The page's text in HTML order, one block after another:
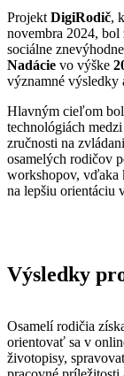
Projekt DigiRodič,
novembra 2024, bol
sociálne
Nadácie vo výške
významné
Hlavným cieľom
technológiách
zručnosti na
osamelých rodičov
workshopov, vďaka
na lepšiu orientáciu
Výsledky
Osamelí rodičia
orientovať sa v
životopisy,